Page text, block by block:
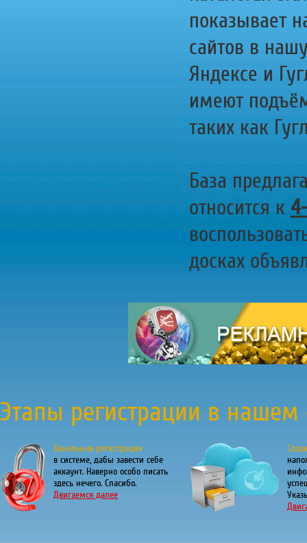
показывает
сайтов в
Яндексе и
имеют
таких как
База
относится к
досках
Этапы регистрации в нашем
Банальная регистрация
в системе, дабы завести себе
аккаунт. Наверно особо писать
здесь нечего. Спасибо.
Двигаемся далее